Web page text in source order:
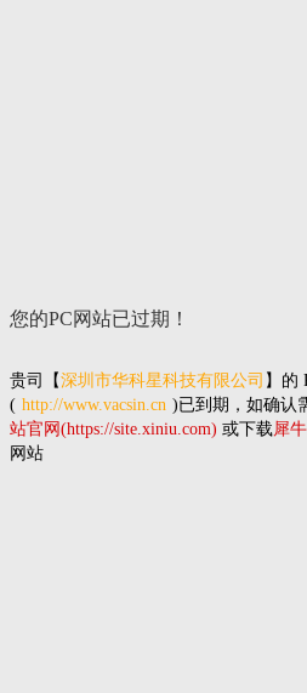
您的PC网站已过期！
贵司 【深圳市华科星科技有限公司 】的
( http://www.vacsin.cn )已到期，如确认
站官网(https://site.xiniu.com) 或下载犀
网站